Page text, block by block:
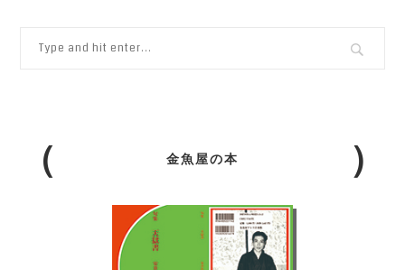
金魚屋の本